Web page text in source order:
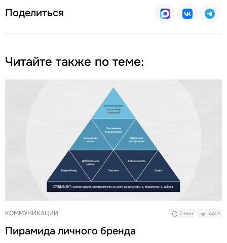
Поделиться
Читайте также по теме:
КОММУНИКАЦИИ 7 мин 4413
Пирамида личного бренда